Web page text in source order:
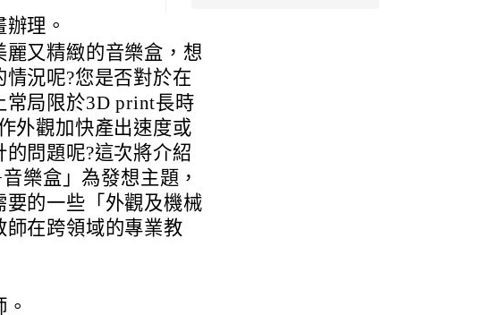
理。
又精緻的音樂盒，想
況呢?您是否對於在
常局限於3D print長時
外觀加快產出速度或
問題呢?這次將介紹
樂盒」為發想主題，
的一些「外觀及機械
在跨領域的專業教